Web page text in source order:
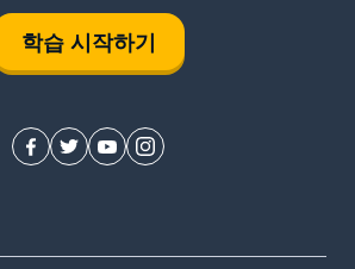
학습 시작하기